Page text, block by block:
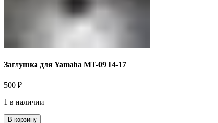
Заглушка для Yamaha MT-09 14-17
500 ₽
1 в наличии
В корзину